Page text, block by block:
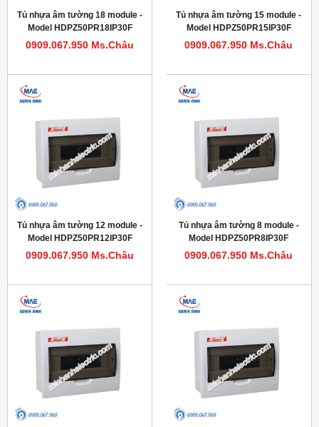
Tủ nhựa âm tường 18 module -
Model HDPZ50PR18IP30F
0909.067.950 Ms.Châu
Tủ nhựa âm tường 15 module -
Model HDPZ50PR15IP30F
0909.067.950 Ms.Châu
Tủ nhựa âm tường 12 module -
Model HDPZ50PR12IP30F
0909.067.950 Ms.Châu
Tủ nhựa âm tường 8 module -
Model HDPZ50PR8IP30F
0909.067.950 Ms.Châu